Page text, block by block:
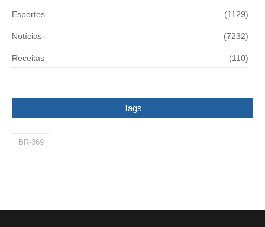
Esportes (1129)
Notícias (7232)
Receitas (110)
Tags
BR-369